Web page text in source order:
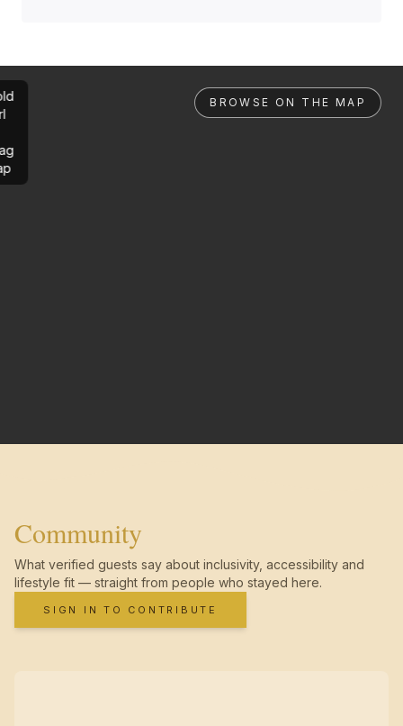
BROWSE ON THE MAP
Community
What verified guests say about inclusivity, accessibility and
lifestyle fit — straight from people who stayed here.
SIGN IN TO CONTRIBUTE